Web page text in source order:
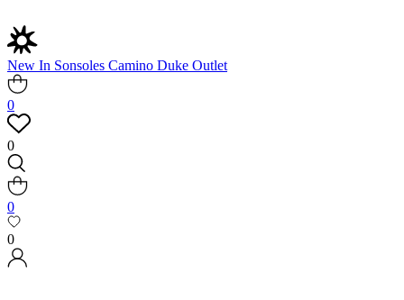
New In Sonsoles Camino Duke Outlet
0
0
0
0